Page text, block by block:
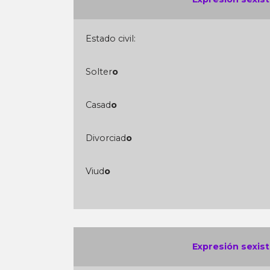
Estado civil:
Soltero
Casado
Divorciado
Viudo
Expresión